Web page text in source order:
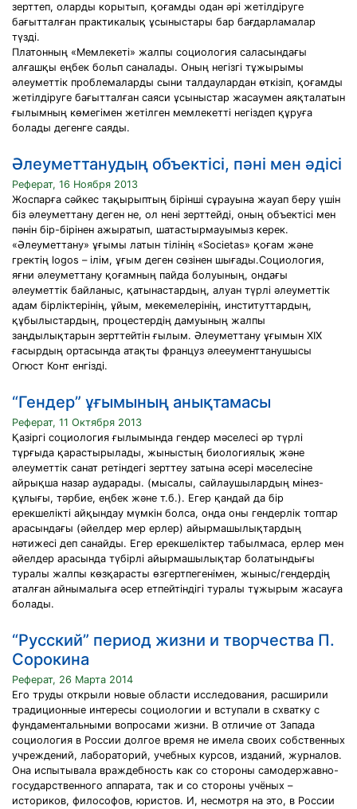
зерттеп, оларды корытып, қоғамды одан әрi жетiлдiруге
бағытталған практикалық ұсыныстары бар бағдарламалар
түздi.
Платонның «Мемлекетi» жалпы социология саласындағы
алғашқы еңбек больп саналады. Оның негiзгi тұжырымы
әлеуметтiк проблемаларды сыни талдаулардан өткiзiп, қоғамды
жетілдіруге бағытталған саяси ұсыныстар жасаумен аяқталатын
ғылымның көмегімен жетiлген мемлекеттi негiздеп құруға
болады дегенге саяды.
Әлеуметтанудың объектісі, пәні мен әдісі
Реферат, 16 Ноября 2013
Жоспарға сәйкес тақырыптың бірінші сұрауына жауап беру үшін
біз әлеуметтану деген не, ол нені зерттейді, оның объектісі мен
пәнін бір-бірінен ажыратып, шатастырмауымыз керек.
«Әлеуметтану» ұғымы латын тілінің «Societas» қоғам және
гректің logos – ілім, ұғым деген сөзінен шығады.Социология,
яғни әлеуметтану қоғамның пайда болуының, ондағы
әлеуметтік байланыс, қатынастардың, алуан түрлі әлеуметтік
адам бірліктерінің, ұйым, мекемелерінің, институттардың,
құбылыстардың, процестердің дамуының жалпы
заңдылықтарын зерттейтін ғылым. Әлеуметтану ұғымын XIX
ғасырдың ортасында атақты француз әлееументтанушысы
Огюст Конт енгізді.
“Гендер” ұғымының анықтамасы
Реферат, 11 Октября 2013
Қазіргі социология ғылымында гендер мәселесі әр түрлі
тұрғыда қарастырылады, жыныстың биологиялық және
әлеуметтік санат ретіндегі зерттеу затына әсері мәселесіне
айрықша назар аударады. (мысалы, сайлаушылардың мінез-
құлығы, тәрбие, еңбек және т.б.). Егер қандай да бір
ерекшелікті айқындау мүмкін болса, онда оны гендерлік топтар
арасындағы (әйелдер мер ерлер) айырмашылықтардың
нәтижесі деп санайды. Егер ерекшеліктер табылмаса, ерлер мен
әйелдер арасында түбірлі айырмашылықтар болатындығы
туралы жалпы көзқарасты өзгертпегенімен, жыныс/гендердің
аталған айнымалыға әсер етпейтіндігі туралы тұжырым жасауға
болады.
“Русский” период жизни и творчества П.
Сорокина
Реферат, 26 Марта 2014
Его труды открыли новые области исследования, расширили
традиционные интересы социологии и вступали в схватку с
фундаментальными вопросами жизни. В отличие от Запада
социология в России долгое время не имела своих собственных
учреждений, лабораторий, учебных курсов, изданий, журналов.
Она испытывала враждебность как со стороны самодержавно-
государственного аппарата, так и со стороны учёных –
историков, философов, юристов. И, несмотря на это, в России